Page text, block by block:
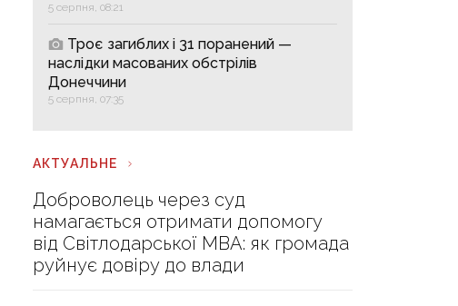
5 серпня, 08:21
Троє загиблих і 31 поранений —
наслідки масованих обстрілів
Донеччини
5 серпня, 07:35
АКТУАЛЬНЕ
Доброволець через суд
намагається отримати допомогу
від Світлодарської МВА: як громада
руйнує довіру до влади